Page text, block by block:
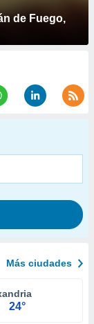
de Fuego,
Más ciudades
24°